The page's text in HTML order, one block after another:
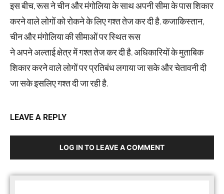
इस बीच, रूस ने चीन और मंगोलिया के साथ अपनी सीमा के पास शिकार
करने वाले लोगों को रोकने के लिए गश्त तेज कर दी है. कजाकिस्तान,
चीन और मंगोलिया की सीमाओं पर स्थित रूस
ने अपने अल्ताई क्षेत्र में गश्त तेज कर दी है. अधिकारियों के मुताबिक
शिकार करने वाले लोगों पर प्रतिबंध लगाया जा सके और चेतावनी दी
जा सके इसलिए गश्त दी जा रही है.
LEAVE A REPLY
LOG IN TO LEAVE A COMMENT